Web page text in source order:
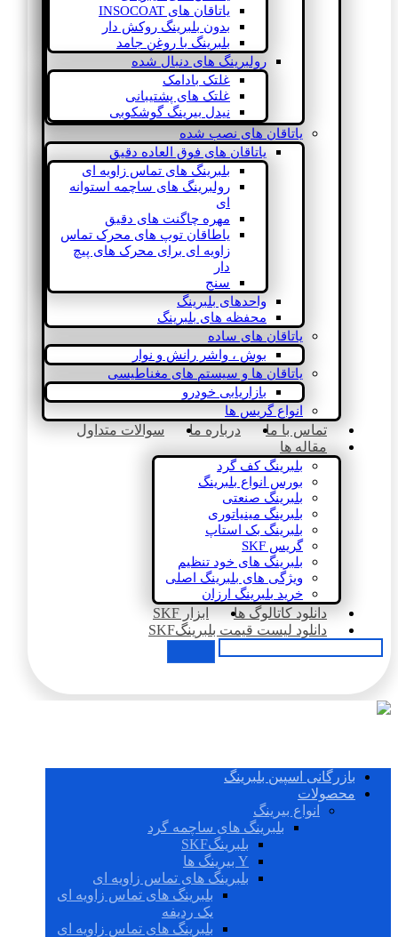
یاتاقان های INSOCOAT
بدون بلبرینگ روکش دار
بلبرینگ با روغن جامد
رولبرینگ های دنبال شده
غلتک بادامک
غلتک های پشتیبانی
نیدل بیرینگ گوشکوبی
یاتاقان های نصب شده
یاتاقان های فوق العاده دقیق
بلبرینگ های تماس زاویه ای
رولبرینگ های ساچمه استوانه
ای
مهره چاگنت های دقیق
یاطاقان توپ های محرک تماس
زاویه ای برای محرک های پیچ
دار
سنج
واحدهای بلبرینگ
محفظه های بلبرینگ
یاتاقان های ساده
بوش ، واشر رانش و نوار
یاتاقان ها و سیستم های مغناطیسی
بازاریابی خودرو
انواع گریس ها
تماس با ما درباره ما
سوالات متداول
مقاله ها
بلبرینگ کف گرد
بورس انواع بلبرینگ
بلبرینگ صنعتی
بلبرینگ مینیاتوری
بلبرینگ بک استاپ
گریس SKF
بلبرینگ های خود تنظیم
ویژگی های بلبرینگ اصلی
خرید بلبرینگ ارزان
دانلود کاتالوگ ها
ابزار SKF
دانلود لیست قیمت بلبرینگSKF
بازرگانی اسپین بلبرینگ
محصولات
انواع بیرینگ
بلبرینگ های ساچمه گرد
بلبرینگSKF
Y بیرینگ ها
بلبرینگ های تماس زاویه ای
بلبرینگ های تماس زاویه ای
یک ردیفه
بلبرینگ های تماس زاویه ای